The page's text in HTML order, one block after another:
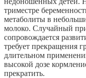
триместре
метаболиты в
молоко. Случайный
сопровождается
требует прекращения
длительном
высокой дозе
прекратить.